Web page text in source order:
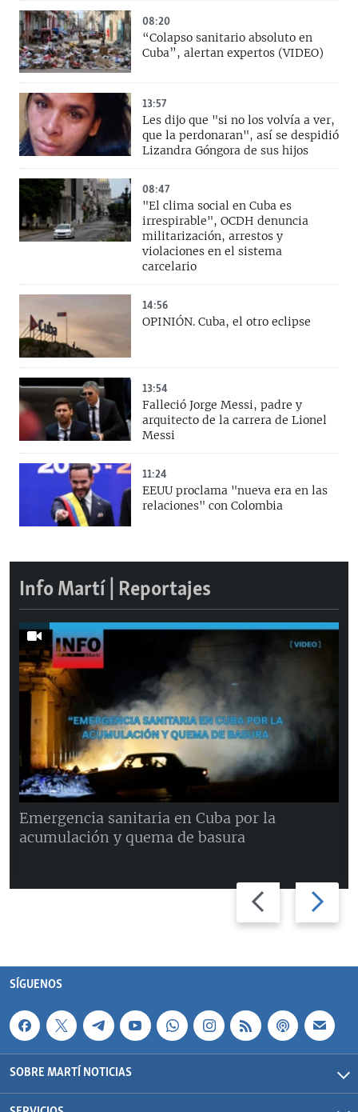
08:20
“Colapso sanitario absoluto en
Cuba”, alertan expertos (VIDEO)
13:57
Les dijo que "si no los volvía a ver,
que la perdonaran", así se despidió
Lizandra Góngora de sus hijos
08:47
"El clima social en Cuba es
irrespirable", OCDH denuncia
militarización, arrestos y
violaciones en el sistema
carcelario
14:56
OPINIÓN. Cuba, el otro eclipse
13:54
Falleció Jorge Messi, padre y
arquitecto de la carrera de Lionel
Messi
11:24
EEUU proclama "nueva era en las
relaciones" con Colombia
Info Martí | Reportajes
Previous
slide
Next
slide
Emergencia sanitaria en Cuba por la
acumulación y quema de basura
SÍGUENOS
SOBRE MARTÍ NOTICIAS